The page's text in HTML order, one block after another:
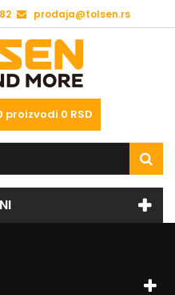
prodaja@tolsen.rs
proizvodi 0 RSD